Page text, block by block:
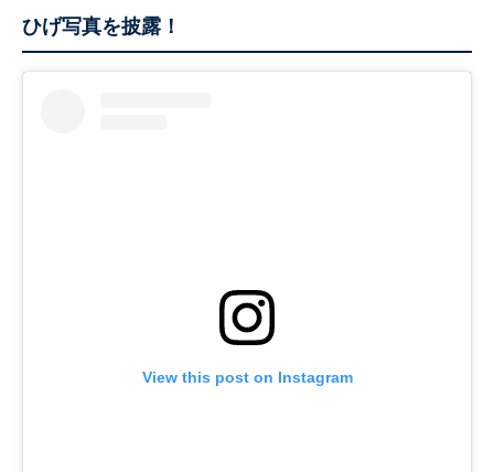
ひげ写真を披露！
View this post on Instagram